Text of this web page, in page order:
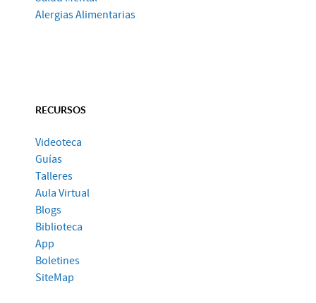
Alergias Alimentarias
RECURSOS
Videoteca
Guías
Talleres
Aula Virtual
Blogs
Biblioteca
App
Boletines
SiteMap